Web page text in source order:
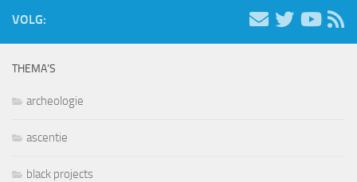
VOLG:
THEMA’S
archeologie
ascentie
black projects